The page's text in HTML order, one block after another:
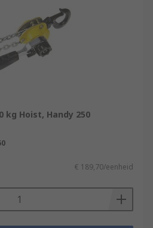
kg Hoist, Handy 250
€ 189,70/eenheid